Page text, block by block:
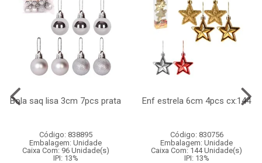
Bola saq lisa 3cm 7pcs prata
Código: 838895
Embalagem: Unidade
Caixa Com: 96 Unidade(s)
IPI: 13%
Enf estrela 6cm 4pcs cx:144
Código: 830756
Embalagem: Unidade
Caixa Com: 144 Unidade(s)
IPI: 13%